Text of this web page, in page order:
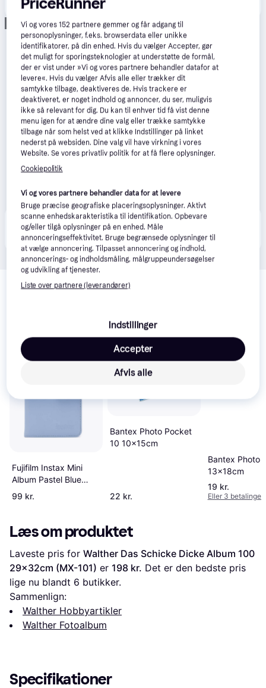
Annonce
Produktet fås også hos 2 butikker , som ikke er
betalende kunde i denne kategori.
Relaterede produkter
Fujifilm Instax Mini
Album Pastel Blue
23cm
99 kr.
Bantex Photo Pocket
10 10x15cm
22 kr.
Bantex Photo
13x18cm
19 kr.
Eller 3 betalinger
Læs om produktet
Laveste pris for Walther Das Schicke Dicke Album 100
29x32cm (MX-101) er 198 kr. Det er den bedste pris
lige nu blandt 6 butikker.
Sammenlign:
Walther Hobbyartikler
Walther Fotoalbum
Specifikationer
PriceRunner
Vi og vores152 partnere gemmer og får adgang til
personoplysninger, f.eks. browserdata eller unikke
identifikatorer, på din enhed. Hvis du vælger Accepter, gør
det muligt for sporingsteknologier at understøtte de formål,
der er vist under »Vi og vores partnere behandler datafor at
levere«. Hvis du vælger Afvis alle eller trækker dit
samtykke tilbage, deaktiveres de. Hvis trackere er
deaktiveret, er noget indhold og annoncer, du ser, muligvis
ikke så relevant for dig. Du kan til enhver tid få vist denne
menu igen for at ændre dine valg eller trække samtykke
tilbage når som helst ved at klikke Indstillinger på linket
nederst på websiden. Dine valg vil have virkning i vores
Website. Se vores privatliv politik for at få flere oplysninger.
Cookiepolitik
Vi og vores partnere behandler data for at levere
Bruge præcise geografiske placeringsoplysninger. Aktivt
scanne enhedskarakteristika til identifikation. Opbevare
og/eller tilgå oplysninger på en enhed. Måle
annonceringseffektivitet. Bruge begrænsede oplysninger til
at vælge annoncering. Tilpasset annoncering og indhold,
annoncerings- og indholdsmåling, målgruppeundersøgelser
og udvikling af tjenester.
Liste over partnere (leverandører)
Indstillinger
Afvis alle
Accepter